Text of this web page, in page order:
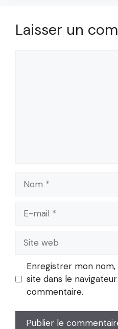
Laisser un
mail
Site
web
Enregistrer mon
site dans le
commentaire.